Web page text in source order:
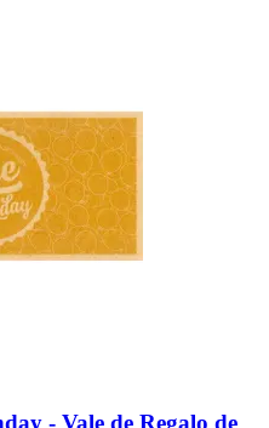
-​ Vale de Regalo de